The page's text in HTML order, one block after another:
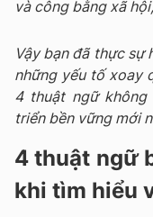
và công bằng xã
Vậy bạn đã thực sự
những yếu tố xoay
4 thuật ngữ không
triển bền vững mới
4 thuật ngữ
khi tìm hiểu